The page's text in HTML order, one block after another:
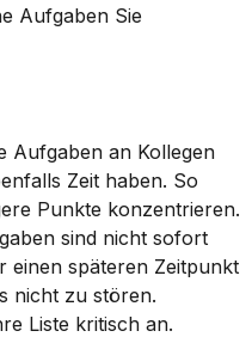
Aufgaben Sie
Aufgaben an Kollegen
Zeit haben. So
Punkte konzentrieren.
sind nicht sofort
einen späteren Zeitpunkt
nicht zu stören.
Liste kritisch an.